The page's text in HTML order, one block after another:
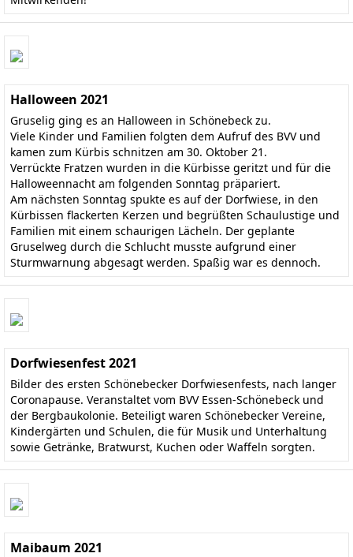
Halloween 2021
Gruselig ging es an Halloween in Schönebeck zu.
Viele Kinder und Familien folgten dem Aufruf des BVV und
kamen zum Kürbis schnitzen am 30. Oktober 21.
Verrückte Fratzen wurden in die Kürbisse geritzt und für die
Halloweennacht am folgenden Sonntag präpariert.
Am nächsten Sonntag spukte es auf der Dorfwiese, in den
Kürbissen flackerten Kerzen und begrüßten Schaulustige und
Familien mit einem schaurigen Lächeln. Der geplante
Gruselweg durch die Schlucht musste aufgrund einer
Sturmwarnung abgesagt werden. Spaßig war es dennoch.
Dorfwiesenfest 2021
Bilder des ersten Schönebecker Dorfwiesenfests, nach langer
Coronapause. Veranstaltet vom BVV Essen-Schönebeck und
der Bergbaukolonie. Beteiligt waren Schönebecker Vereine,
Kindergärten und Schulen, die für Musik und Unterhaltung
sowie Getränke, Bratwurst, Kuchen oder Waffeln sorgten.
Maibaum 2021